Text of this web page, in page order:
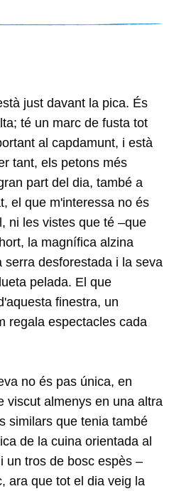
just davant la pica. És
té un marc de fusta tot
al capdamunt, i està
tant, els petons més
part del dia, també a
el que m'interessa no és
ni les vistes que té –que
la magnífica alzina
serra desforestada i la seva
pelada. El que
finestra, un
regala espectacles cada
no és pas única, en
viscut almenys en una altra
similars que tenia també
de la cuina orientada al
un tros de bosc espès –
ara que tot el dia veig la